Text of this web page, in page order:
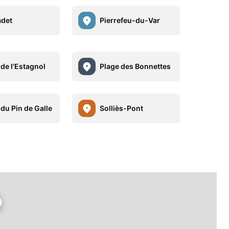
Pierrefeu-du-Var
l'Estagnol Plage des Bonnettes
Pin de Galle Solliès-Pont